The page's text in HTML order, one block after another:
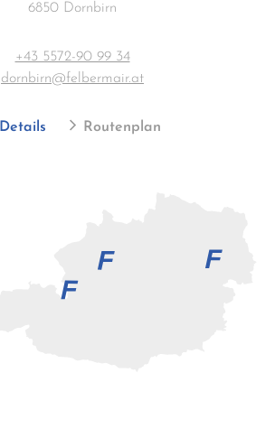
6850 Dornbirn
+43 5572-90 99 34
dornbirn@felbermair.at
Details Routenplan